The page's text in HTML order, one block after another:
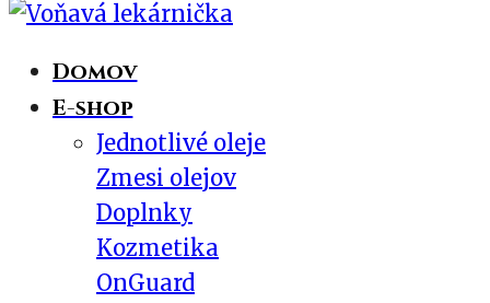
Domov
E-shop
Jednotlivé oleje
Zmesi olejov
Doplnky
Kozmetika
OnGuard